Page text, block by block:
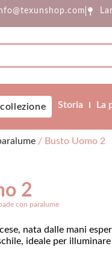
Storia La
/ Busto Uomo 2
2
con paralume
nata dalle mani
ideale per